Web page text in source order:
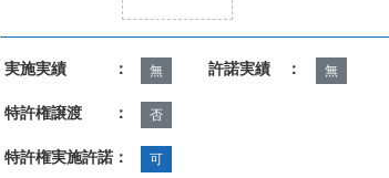
実施実績 ： 無 許諾実績 ： 無
特許権譲渡 ： 否
特許権実施許諾： 可